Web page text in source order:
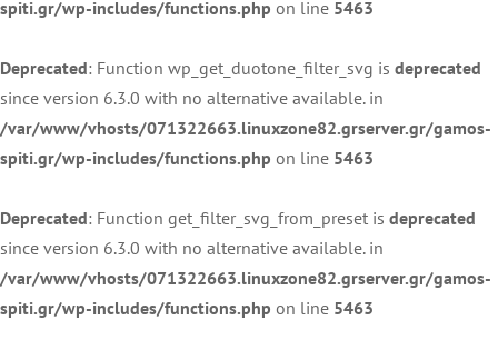
spiti.gr/wp-includes/functions.php on line 5463
Deprecated: Function wp_get_duotone_filter_svg is deprecated
since version 6.3.0 with no alternative available. in
/var/www/vhosts/071322663.linuxzone82.grserver.gr/gamos-
spiti.gr/wp-includes/functions.php on line 5463
Deprecated: Function get_filter_svg_from_preset is deprecated
since version 6.3.0 with no alternative available. in
/var/www/vhosts/071322663.linuxzone82.grserver.gr/gamos-
spiti.gr/wp-includes/functions.php on line 5463